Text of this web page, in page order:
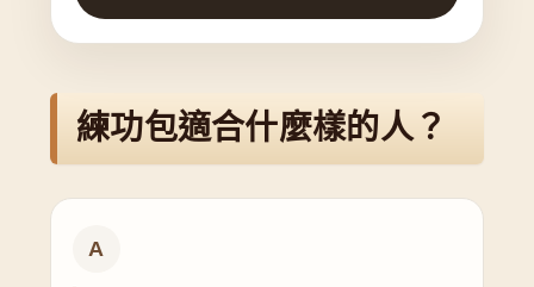
練功包適合什麼樣的人？
A